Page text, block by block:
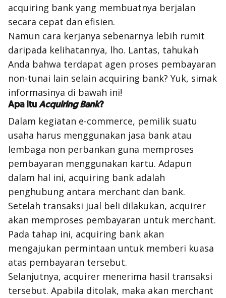
acquiring bank yang membuatnya berjalan
secara cepat dan efisien.
Namun cara kerjanya sebenarnya lebih rumit
daripada kelihatannya, lho. Lantas, tahukah
Anda bahwa terdapat agen proses pembayaran
non-tunai lain selain acquiring bank? Yuk, simak
informasinya di bawah ini!
Apa ItuAcquiring Bank?
Dalam kegiatan e-commerce, pemilik suatu
usaha harus menggunakan jasa bank atau
lembaga non perbankan guna memproses
pembayaran menggunakan kartu. Adapun
dalam hal ini, acquiring bank adalah
penghubung antara merchant dan bank.
Setelah transaksi jual beli dilakukan, acquirer
akan memproses pembayaran untuk merchant.
Pada tahap ini, acquiring bank akan
mengajukan permintaan untuk memberi kuasa
atas pembayaran tersebut.
Selanjutnya, acquirer menerima hasil transaksi
tersebut. Apabila ditolak, maka akan merchant